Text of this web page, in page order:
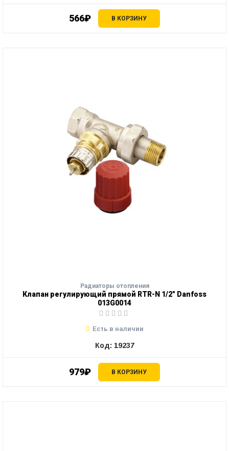
566₽ В КОРЗИНУ
Радиаторы отопления
Клапан регулирующий прямой RTR-N 1/2" Danfoss
013G0014
979₽ В КОРЗИНУ
Есть в наличии
Код: 19237